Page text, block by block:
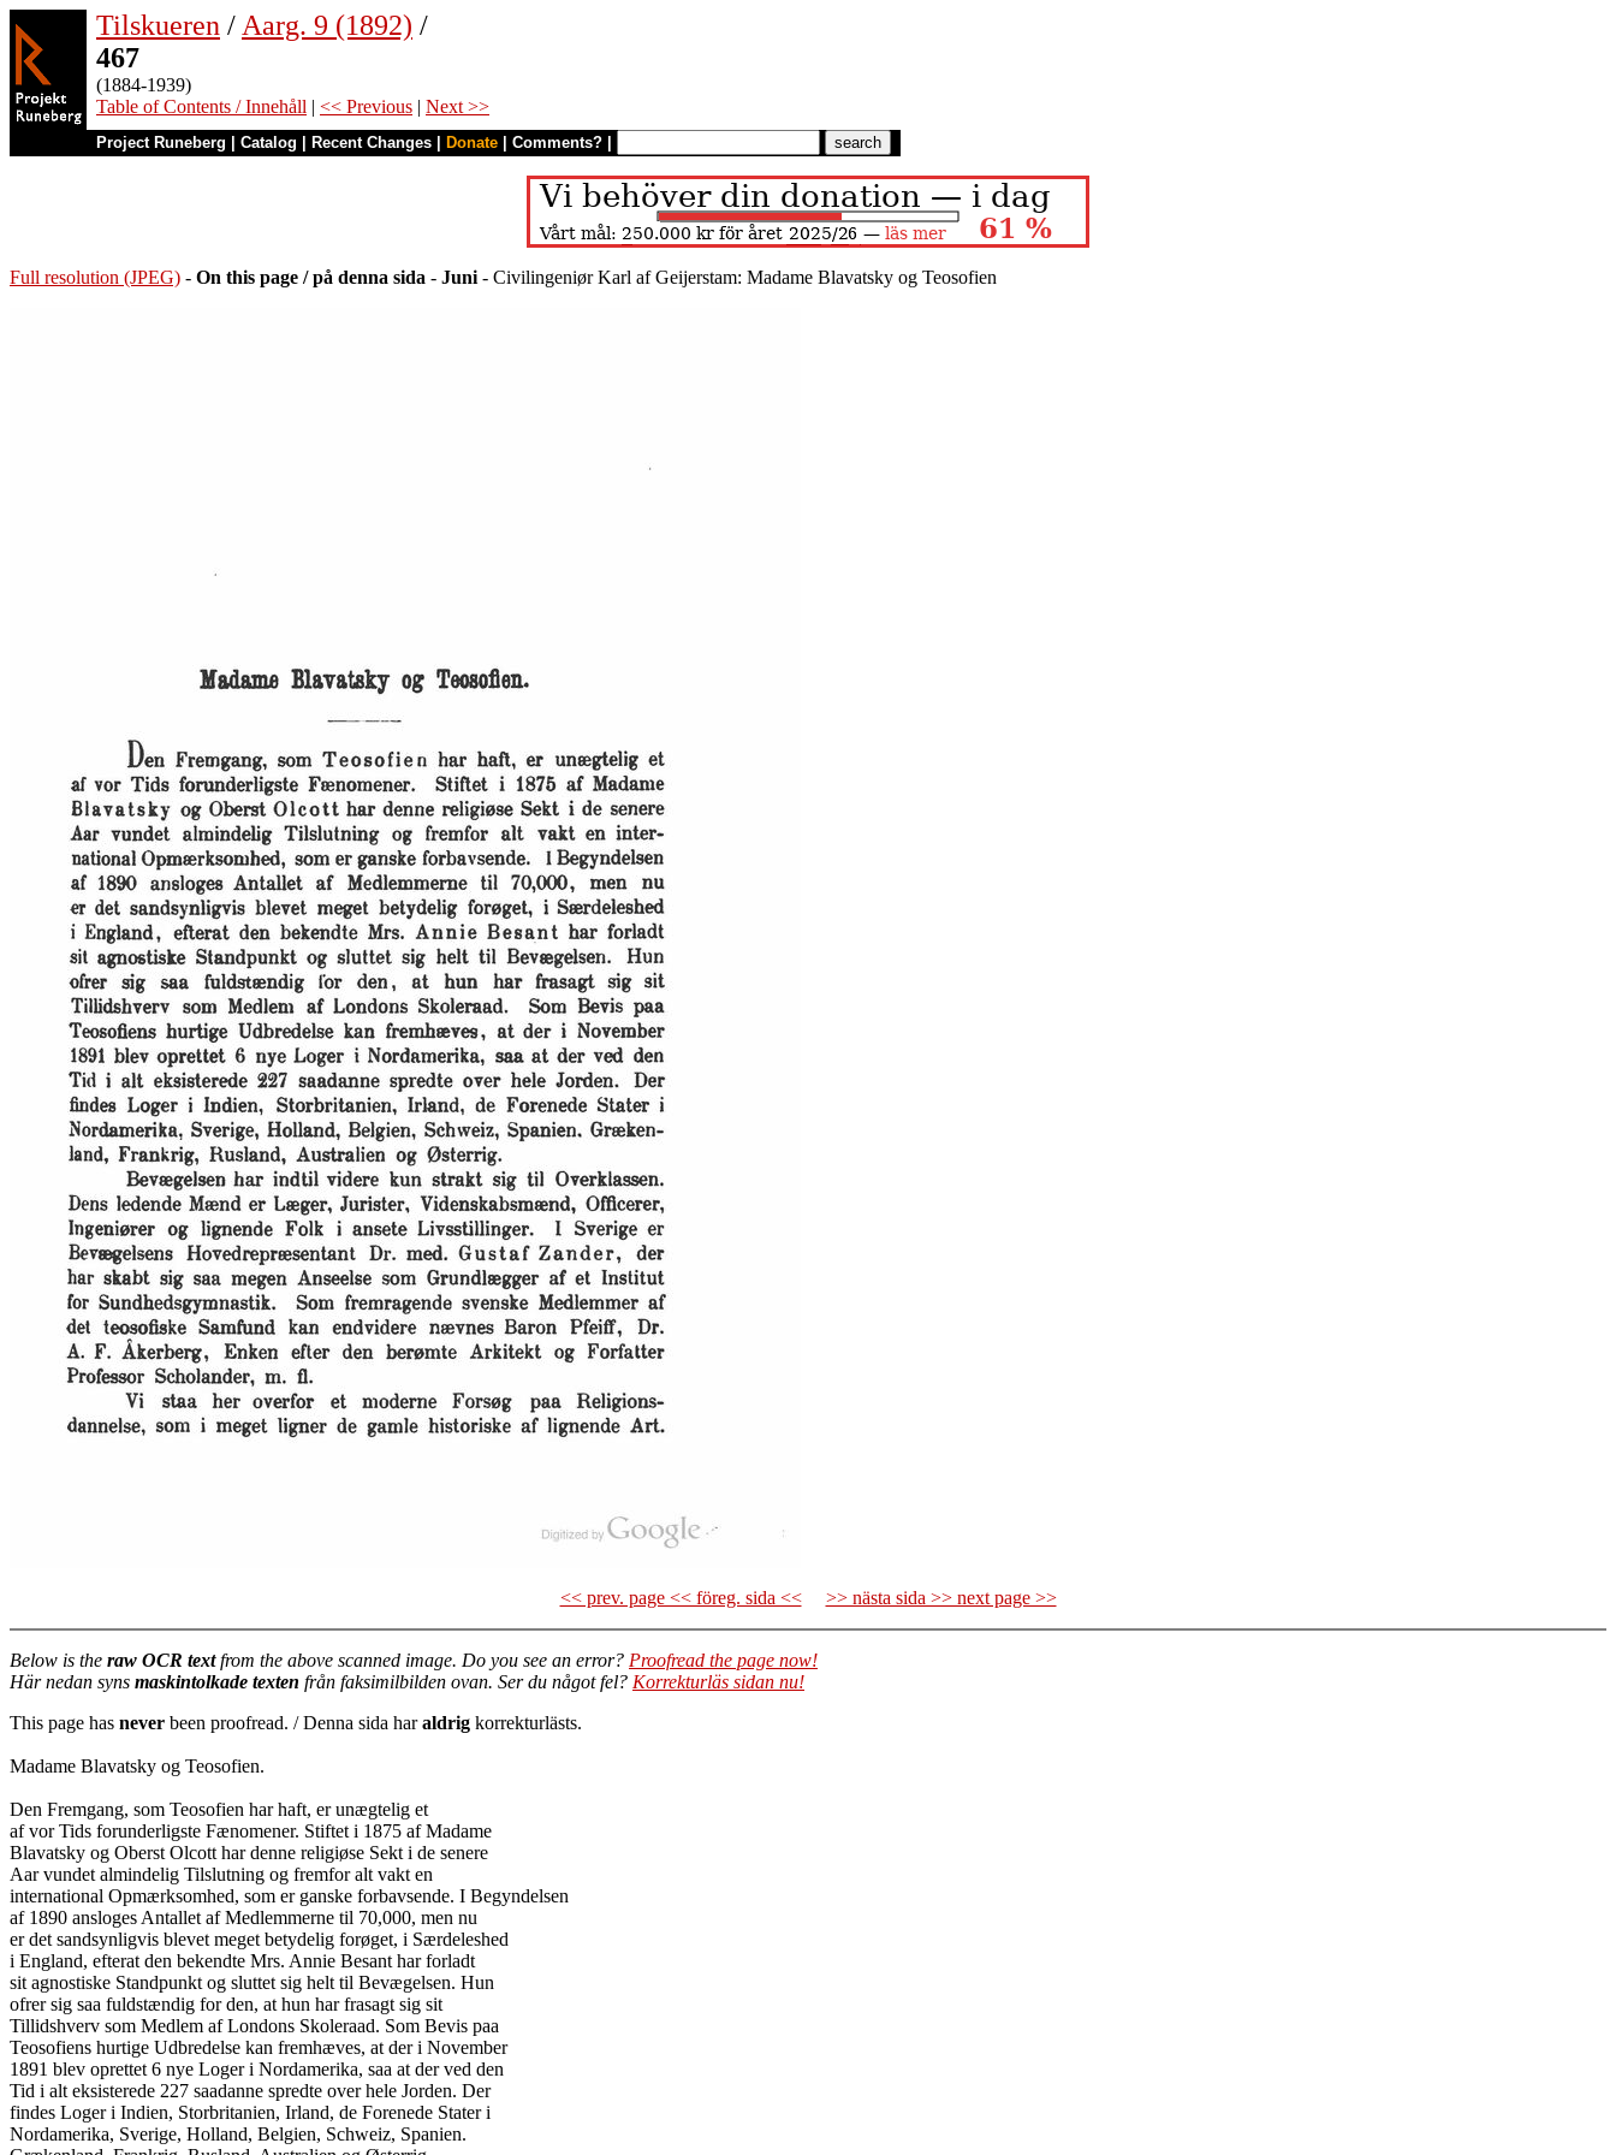
Tilskueren / Aarg. 9 (1892) /
467
(1884-1939)
Table of Contents / Innehåll | << Previous | Next >>
Project Runeberg Catalog Recent Changes Donate Comments?
Full resolution (JPEG) - On this page / på denna sida - Juni - Civilingeniør Karl af Geijerstam: Madame Blavatsky og Teosofien
<< prev. page << föreg. sida << >> nästa sida >> next page >>
Below is the raw OCR textfrom the above scanned image. Do you see an error? Proofread the page now!
Här nedan syns maskintolkade texten från faksimilbilden ovan. Ser du något fel? Korrekturläs sidan nu!
This page has never been proofread. / Denna sida haraldrig korrekturlästs.
Madame Blavatsky og Teosofien.
Den Fremgang, som Teosofien har haft, er unægtelig et
af vor Tids forunderligste Fænomener. Stiftet i 1875 af Madame
Blavatsky og Oberst Olcott har denne religiøse Sekt i de senere
Aar vundet almindelig Tilslutning og fremfor alt vakt en
international Opmærksomhed, som er ganske forbavsende. I Begyndelsen
af 1890 ansloges Antallet af Medlemmerne til 70,000, men nu
er det sandsynligvis blevet meget betydelig forøget, i Særdeleshed
i England, efterat den bekendte Mrs. Annie Besant har forladt
sit agnostiske Standpunkt og sluttet sig helt til Bevægelsen. Hun
ofrer sig saa fuldstændig for den, at hun har frasagt sig sit
Tillidshverv som Medlem af Londons Skoleraad. Som Bevis paa
Teosofiens hurtige Udbredelse kan fremhæves, at der i November
1891 blev oprettet 6 nye Loger i Nordamerika, saa at der ved den
Tid i alt eksisterede 227 saadanne spredte over hele Jorden. Der
findes Loger i Indien, Storbritanien, Irland, de Forenede Stater i
Nordamerika, Sverige, Holland, Belgien, Schweiz, Spanien.